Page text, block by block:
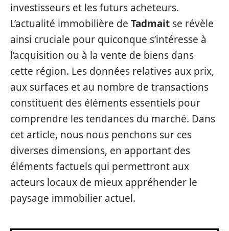
investisseurs et les futurs acheteurs.
L’actualité immobilière de Tadmait se révèle
ainsi cruciale pour quiconque s’intéresse à
l’acquisition ou à la vente de biens dans
cette région. Les données relatives aux prix,
aux surfaces et au nombre de transactions
constituent des éléments essentiels pour
comprendre les tendances du marché. Dans
cet article, nous nous penchons sur ces
diverses dimensions, en apportant des
éléments factuels qui permettront aux
acteurs locaux de mieux appréhender le
paysage immobilier actuel.